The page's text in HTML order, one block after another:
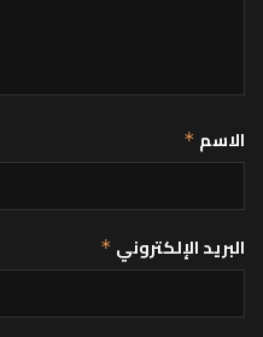
الاسم *
البريد الإلكتروني *